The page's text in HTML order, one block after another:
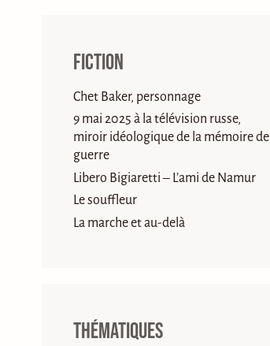
Fiction
Chet Baker, personnage
9 mai 2025 à la télévision russe,
miroir idéologique de la mémoire de
guerre
Libero Bigiaretti – L’ami de Namur
Le souffleur
La marche et au-delà
Thématiques